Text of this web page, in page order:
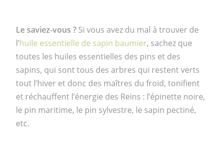
Le saviez-vous ? Si vous avez du mal à trouver de
l’huile essentielle de sapin baumier, sachez que
toutes les huiles essentielles des pins et des
sapins, qui sont tous des arbres qui restent verts
tout l’hiver et donc des maîtres du froid, tonifient
et réchauffent l’énergie des Reins : l’épinette noire,
le pin maritime, le pin sylvestre, le sapin pectiné,
etc.